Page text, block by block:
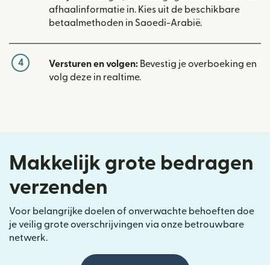
afhaalinformatie in. Kies uit de beschikbare
betaalmethoden in Saoedi-Arabië.
4 Versturen en volgen: Bevestig je overboeking en
volg deze in realtime.
Makkelijk grote bedragen
verzenden
Voor belangrijke doelen of onverwachte behoeften doe
je veilig grote overschrijvingen via onze betrouwbare
netwerk.